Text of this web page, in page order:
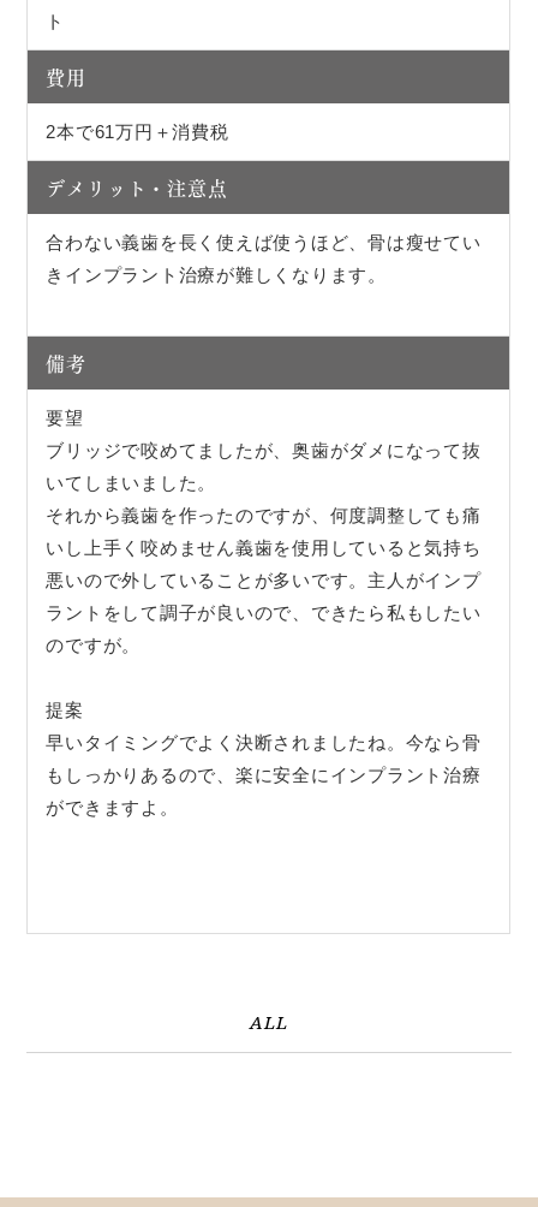
ト
費用
2本で61万円＋消費税
デメリット・注意点
合わない義歯を長く使えば使うほど、骨は瘦せてい
きインプラント治療が難しくなります。
備考
要望
ブリッジで咬めてましたが、奥歯がダメになって抜
いてしまいました。
それから義歯を作ったのですが、何度調整しても痛
いし上手く咬めません義歯を使用していると気持ち
悪いので外していることが多いです。主人がインプ
ラントをして調子が良いので、できたら私もしたい
のですが。
提案
早いタイミングでよく決断されましたね。今なら骨
もしっかりあるので、楽に安全にインプラント治療
ができますよ。
ALL